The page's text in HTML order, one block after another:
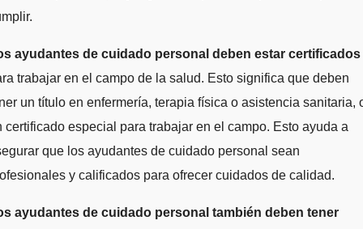
ayudantes de cuidado personal deben estar certificados
trabajar en el campo de la salud. Esto significa que deben
un título en enfermería, terapia física o asistencia sanitaria,
certificado especial para trabajar en el campo. Esto ayuda a
que los ayudantes de cuidado personal sean
y calificados para ofrecer cuidados de calidad.
ayudantes de cuidado personal también deben tener